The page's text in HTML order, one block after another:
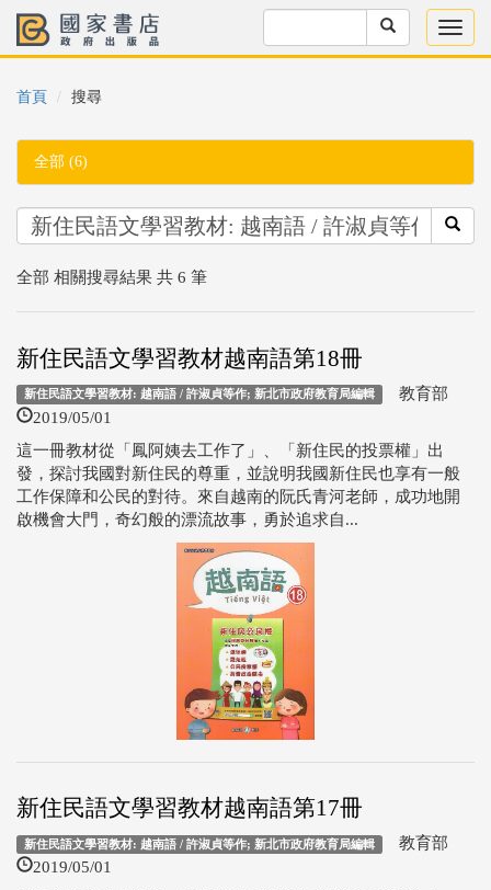
首頁 搜尋
全部 (6)
全部 相關搜尋結果 共 6 筆
新住民語文學習教材越南語第18冊
新住民語文學習教材: 越南語 / 許淑貞等作; 新北市政府教育局編輯 教育部
2019/05/01
這一冊教材從「鳳阿姨去工作了」、「新住民的投票權」出
發，探討我國對新住民的尊重，並說明我國新住民也享有一般
工作保障和公民的對待。來自越南的阮氏青河老師，成功地開
啟機會大門，奇幻般的漂流故事，勇於追求自...
新住民語文學習教材越南語第17冊
新住民語文學習教材: 越南語 / 許淑貞等作; 新北市政府教育局編輯 教育部
2019/05/01